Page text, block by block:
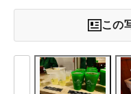
この